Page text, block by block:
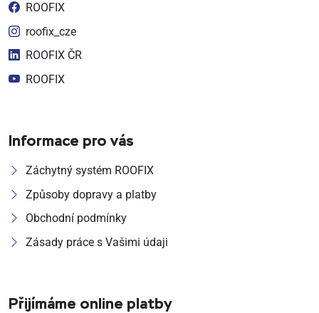
ROOFIX
roofix_cze
ROOFIX ČR
ROOFIX
Informace pro vás
Záchytný systém ROOFIX
Způsoby dopravy a platby
Obchodní podmínky
Zásady práce s Vašimi údaji
Přijímáme online platby